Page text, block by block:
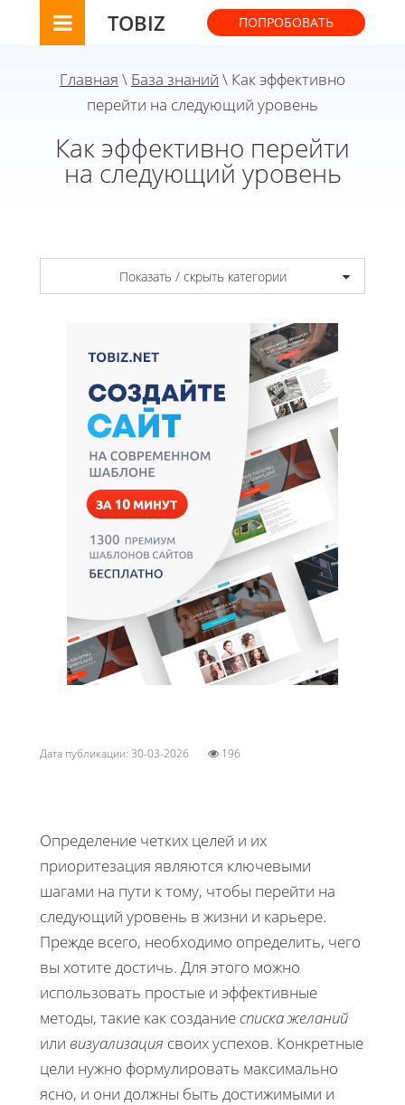
TOBIZ ПОПРОБОВАТЬ
Главная \ База знаний \ Как эффективно
перейти на следующий уровень
Как эффективно перейти
на следующий уровень
Показать / скрыть категории
Дата публикации: 30-03-2026 196
Определение четких целей и их
приоритезация являются ключевыми
шагами на пути к тому, чтобы перейти на
следующий уровень в жизни и карьере.
Прежде всего, необходимо определить, чего
вы хотите достичь. Для этого можно
использовать простые и эффективные
методы, такие как созданиесписка желаний
или визуализация своих успехов. Конкретные
цели нужно формулировать максимально
ясно, и они должны быть достижимыми и